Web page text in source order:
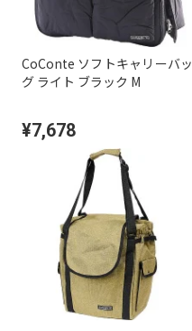
CoConte ソフトキャリーバッ
グ ライト ブラック M
¥7,678